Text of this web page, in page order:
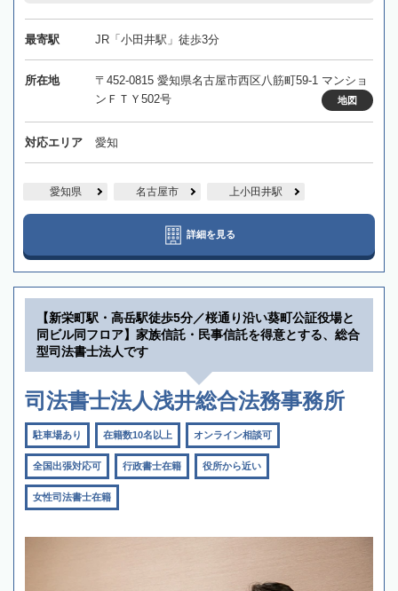
最寄駅 JR「小田井駅」徒歩3分
所在地
〒452-0815 愛知県名古屋市西区八筋町59-1 マンショ
ンＦＴＹ502号
地図
対応エリア 愛知
愛知県 名古屋市 上小田井駅
詳細を見る
【新栄町駅・高岳駅徒歩5分／桜通り沿い葵町公証役場と
同ビル同フロア】家族信託・民事信託を得意とする、総合
型司法書士法人です
司法書士法人浅井総合法務事務所
駐車場あり 在籍数10名以上 オンライン相談可
全国出張対応可 行政書士在籍 役所から近い
女性司法書士在籍